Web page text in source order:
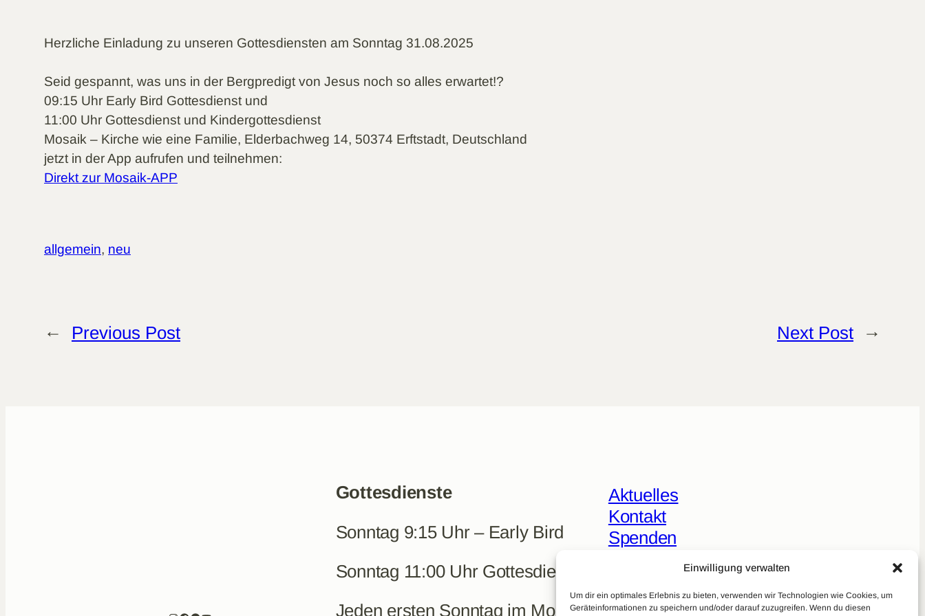
Einwilligung verwalten
Um dir ein optimales Erlebnis zu bieten, verwenden wir Technologien wie Cookies, um
Geräteinformationen zu speichern und/oder darauf zuzugreifen. Wenn du diesen
Herzliche Einladung zu unseren Gottesdiensten am Sonntag 31.08.2025
Seid gespannt, was uns in der Bergpredigt von Jesus noch so alles erwartet!?
09:15 Uhr Early Bird Gottesdienst und
11:00 Uhr Gottesdienst und Kindergottesdienst
Mosaik – Kirche wie eine Familie, Elderbachweg 14, 50374 Erftstadt, Deutschland
jetzt in der App aufrufen und teilnehmen:
Direkt zur Mosaik-APP
allgemein, neu
← Previous Post Next Post →
Gottesdienste
Sonntag 9:15 Uhr – Early Bird
Sonntag 11:00 Uhr Gottesdienst
Jeden ersten Sonntag im Monat:
Aktuelles
Kontakt
Spenden
Über uns